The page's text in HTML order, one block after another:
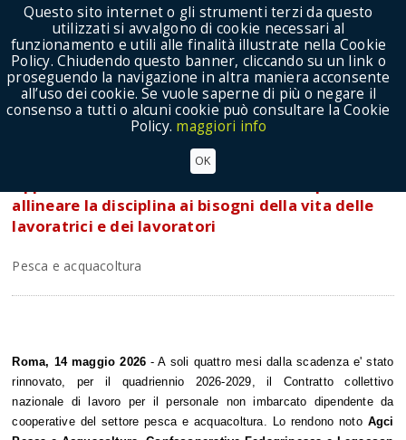
Show Menu
imbarcati, aumenti del 9,5% in due tranche-
allineare la disciplina ai bisogni della vita delle
lavoratrici e dei lavoratori
Pesca e acquacoltura
Roma, 14 maggio 2026 - A soli quattro mesi dalla scadenza e' stato
rinnovato, per il quadriennio 2026-2029, il Contratto collettivo
nazionale di lavoro per il personale non imbarcato dipendente da
cooperative del settore pesca e acquacoltura. Lo rendono noto Agci
Questo sito internet o gli strumenti terzi da questo
utilizzati si avvalgono di cookie necessari al
funzionamento e utili alle finalità illustrate nella Cookie
Policy. Chiudendo questo banner, cliccando su un link o
proseguendo la navigazione in altra maniera acconsente
all’uso dei cookie. Se vuole saperne di più o negare il
consenso a tutti o alcuni cookie può consultare la Cookie
Policy. maggiori info
OK